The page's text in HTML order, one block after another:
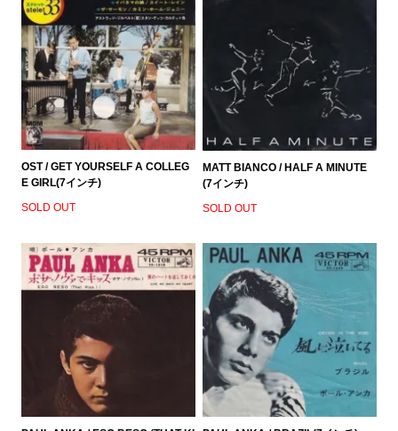
OST / GET YOURSELF A COLLEG
E GIRL(7インチ)
SOLD OUT
MATT BIANCO / HALF A MINUTE
(7インチ)
SOLD OUT